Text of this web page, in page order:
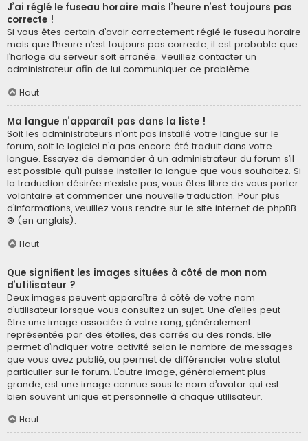
J’ai réglé le fuseau horaire mais l’heure n’est toujours pas
correcte !
Si vous êtes certain d’avoir correctement réglé le fuseau horaire
mais que l’heure n’est toujours pas correcte, il est probable que
l’horloge du serveur soit erronée. Veuillez contacter un
administrateur afin de lui communiquer ce problème.
Haut
Ma langue n’apparaît pas dans la liste !
Soit les administrateurs n’ont pas installé votre langue sur le
forum, soit le logiciel n’a pas encore été traduit dans votre
langue. Essayez de demander à un administrateur du forum s’il
est possible qu’il puisse installer la langue que vous souhaitez. Si
la traduction désirée n’existe pas, vous êtes libre de vous porter
volontaire et commencer une nouvelle traduction. Pour plus
d’informations, veuillez vous rendre sur le site internet de phpBB
® (en anglais).
Haut
Que signifient les images situées à côté de mon nom
d’utilisateur ?
Deux images peuvent apparaître à côté de votre nom
d’utilisateur lorsque vous consultez un sujet. Une d’elles peut
être une image associée à votre rang, généralement
représentée par des étoiles, des carrés ou des ronds. Elle
permet d’indiquer votre activité selon le nombre de messages
que vous avez publié, ou permet de différencier votre statut
particulier sur le forum. L’autre image, généralement plus
grande, est une image connue sous le nom d’avatar qui est
bien souvent unique et personnelle à chaque utilisateur.
Haut